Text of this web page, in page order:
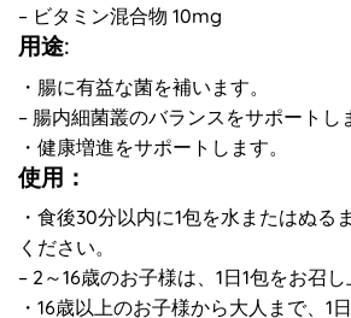
– ビタミン混合物 10mg
用途:
・腸に有益な菌を補います。
– 腸内細菌叢のバランスをサポートし
・健康増進をサポートします。
使用：
・食後30分以内に1包を水またはぬる
ください。
– 2～16歳のお子様は、1日1包をお召し
・16歳以上のお子様から大人まで、1